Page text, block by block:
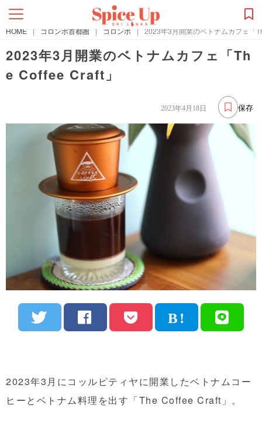
HOME | コロンボ首都圏 | コロンボ | 2023年3月開業のベトナムカフェ「
2023年3月開業のベトナムカフェ「Th
e Coffee Craft」
保存
2023年4月18日
2023年3月にコッルピティヤに開業したベトナムコー
ヒーとベトナム料理を出す「The Coffee Craft」。